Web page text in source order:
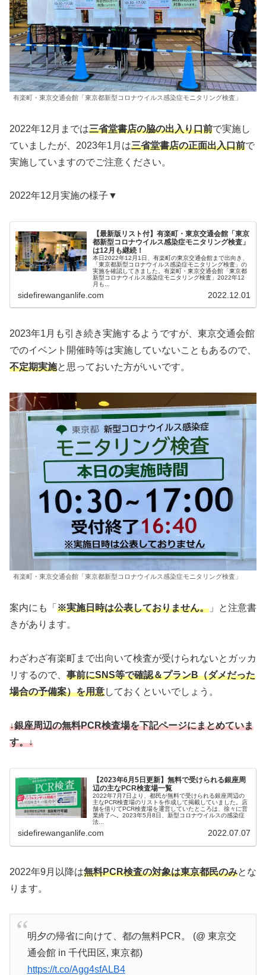
有楽町・東京交通会館「東京都新型コロナウイルス感染症モニタリング検査」
2022年12月までは三省堂書店の脇の出入り口前で実施し
ていましたが、2023年1月は三省堂書店の正面出入口前で
実施していますのでご注意ください。
2022年12月実施の様子▼
【最新版リスト付】有楽町・東京交通会館「東京
都新型コロナウイルス感染症モニタリング検査」
は12月も継続！
本日2022年12月1日、有楽町の東京交通会館まで出向き、
「東京都新型コロナウイルス感染症モニタリング検査」の
実施を確認してきました。有楽町・東京交通会館「東京都
新型コロナウイルス感染症モニタリング検査」2022年12
月も...
sidefirewanganlife.com 2022.12.01
2023年1月も引き続き実施するようですが、東京交通会館
でのイベント開催時等は実施していないこともあるので、
不定期実施と思っておいた方がいいです。
有楽町・東京交通会館「東京都新型コロナウイルス感染症モニタリング検査」
案内にも「 ※実施日時は公表しておりません。 」と注意書
きがあります。
わざわざ有楽町まで出向いて検査が受けられないとガッカ
リするので、 事前にSNS等で確認＆プランB（ダメだった
場合の予備案）を用意しておくといいでしょう。
↓銀座周辺の無料PCR検査場を下記ページにまとめていま
す。↓
【2023年6月5日更新】無料で受けられる銀座周
辺の主なPCR検査場一覧
2022年7月7日より、都民が無料で受けられる銀座周辺の
主なPCR検査場のリストを作成して掲載していました。店
舗を借りてPCR検査場を運営していたところは、徐々に営
業終了へ。2023年5月8日、新型コロナウイルスの感染症
法...
sidefirewanganlife.com 2022.07.07
2022年9月以降は無料PCR検査の対象は東京都民のみとな
ります。
明夕の帰省に向けて、都の無料PCR。 (@ 東京交
通会館 in 千代田区, 東京都)
https://t.co/Agg4sfALB4